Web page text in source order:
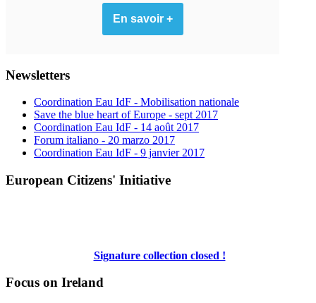
En savoir +
Newsletters
Coordination Eau IdF - Mobilisation nationale
Save the blue heart of Europe - sept 2017
Coordination Eau IdF - 14 août 2017
Forum italiano - 20 marzo 2017
Coordination Eau IdF - 9 janvier 2017
European Citizens' Initiative
Signature collection closed !
Focus on Ireland